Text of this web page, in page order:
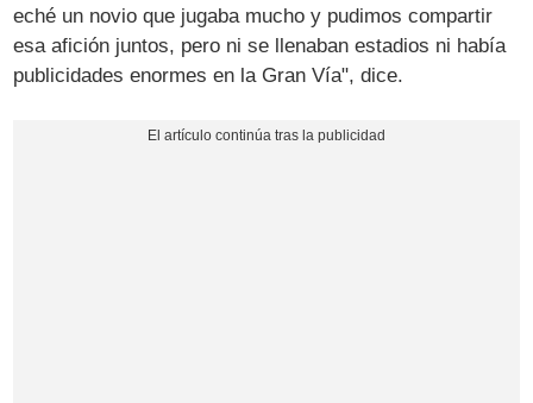
eché un novio que jugaba mucho y pudimos compartir
esa afición juntos, pero ni se llenaban estadios ni había
publicidades enormes en la Gran Vía", dice.